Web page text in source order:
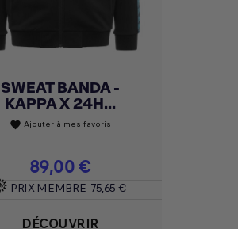
SWEAT BANDA -
KAPPA X 24H...
favorite Ajouter à mes favoris
Prix
89,00 €
PRIX MEMBRE 75,65 €
DÉCOUVRIR